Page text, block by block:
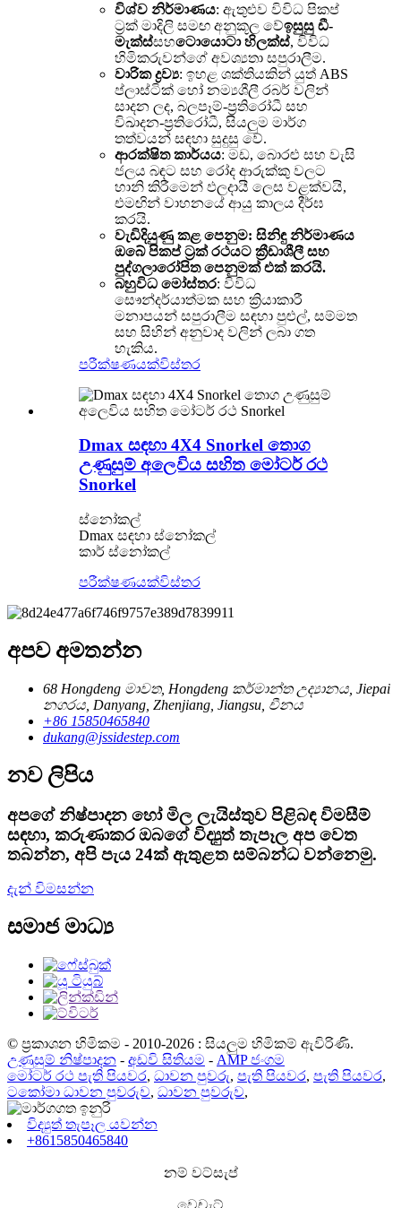
විශ්ව නිර්මාණය: ඇතුළුව විවිධ පිකප්
ට්‍රක් මාදිලි සමඟ අනුකූල වේඉසුසු ඩී-
මැක්ස්සහටොයොටා හිලක්ස්, විවිධ
හිමිකරුවන්ගේ අවශ්‍යතා සපුරාලීම.
වාරික ද්‍රව්‍ය: ඉහළ ශක්තියකින් යුත් ABS
ප්ලාස්ටික් හෝ නම්‍යශීලී රබර් වලින්
සාදන ලද, බලපෑම්-ප්‍රතිරෝධී සහ
විඛාදන-ප්‍රතිරෝධී, සියලුම මාර්ග
තත්වයන් සඳහා සුදුසු වේ.
ආරක්ෂිත කාර්යය: මඩ, බොරළු සහ වැසි
ජලය බඳට සහ රෝද ආරුක්කු වලට
හානි කිරීමෙන් ඵලදායී ලෙස වළක්වයි,
එමඟින් වාහනයේ ආයු කාලය දීර්ඝ
කරයි.
වැඩිදියුණු කළ පෙනුම: සිනිඳු නිර්මාණය
ඔබේ පිකප් ට්‍රක් රථයට ක්‍රීඩාශීලී සහ
පුද්ගලාරෝපිත පෙනුමක් එක් කරයි.
බහුවිධ මෝස්තර: විවිධ
සෞන්දර්යාත්මක සහ ක්‍රියාකාරී
මනාපයන් සපුරාලීම සඳහා පුළුල්, සම්මත
සහ සිහින් අනුවාද වලින් ලබා ගත
හැකිය.
පරීක්ෂණයක්විස්තර
Dmax සඳහා 4X4 Snorkel තොග
උණුසුම් අලෙවිය සහිත මෝටර් රථ
Snorkel
ස්නෝකල්
Dmax සඳහා ස්නෝකල්
කාර් ස්නෝකල්
පරීක්ෂණයක්විස්තර
අපව අමතන්න
68 Hongdeng මාවත, Hongdeng කර්මාන්ත උද්‍යානය, Jiepai
නගරය, Danyang, Zhenjiang, Jiangsu, චීනය
+86 15850465840
dukang@jssidestep.com
නව ලිපිය
අපගේ නිෂ්පාදන හෝ මිල ලැයිස්තුව පිළිබඳ විමසීම්
සඳහා, කරුණාකර ඔබගේ විද්‍යුත් තැපෑල අප වෙත
තබන්න, අපි පැය 24ක් ඇතුළත සම්බන්ධ වන්නෙමු.
දැන් විමසන්න
සමාජ මාධ්‍ය
© ප්‍රකාශන හිමිකම - 2010-2026 : සියලුම හිමිකම් ඇවිරිණි.
උණුසුම් නිෂ්පාදන - අඩවි සිතියම - AMP ජංගම
මෝටර් රථ පැති පියවර, ධාවන පුවරු, පැති පියවර, පැති පියවර,
ටකෝමා ධාවන පුවරුව, ධාවන පුවරුව,
විද්‍යුත් තැපෑල යවන්න
+8615850465840
නම් වට්සැප්